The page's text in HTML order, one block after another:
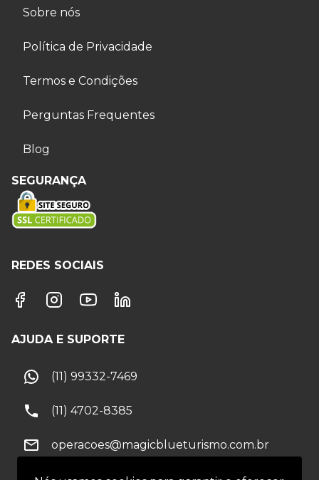
Sobre nós
Política de Privacidade
Termos e Condições
Perguntas Frequentes
Blog
SEGURANÇA
REDES SOCIAIS
AJUDA E SUPORTE
(11) 99332-7469
(11) 4702-8385
operacoes@magicblueturismo.com.br